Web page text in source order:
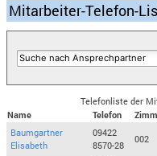
Mitarbeiter-Telefon-
Telefonliste der
Name
Telefon
Baumgartner
Elisabeth
09422
8570-28
002